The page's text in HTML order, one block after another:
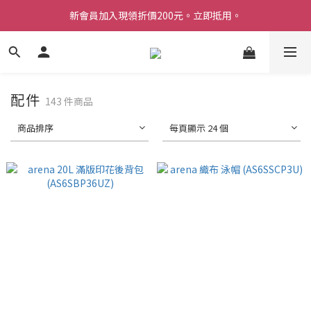
Welcome 台灣官方旗艦館
新會員加入現領折價200元。立即抵用。
Welcome 台灣官方旗艦館
配件 143 件商品
商品排序 每頁顯示 24 個